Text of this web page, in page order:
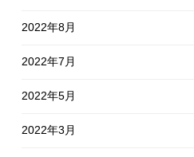
2022年8月
2022年7月
2022年5月
2022年3月